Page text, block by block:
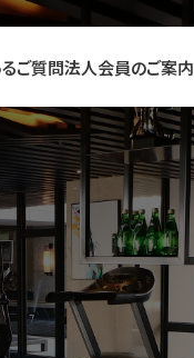
るご質問法人会員のご案内